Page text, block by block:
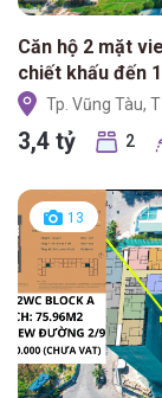
Căn hộ 2 mặt
chiết khấu đến
Tp. Vũng Tàu,
3,4 tỷ 2
13